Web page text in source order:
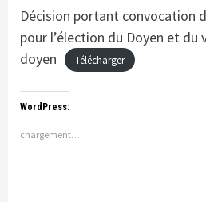
Décision portant convocation
pour l’élection du Doyen et du
doyen
Télécharger
WordPress:
chargement…